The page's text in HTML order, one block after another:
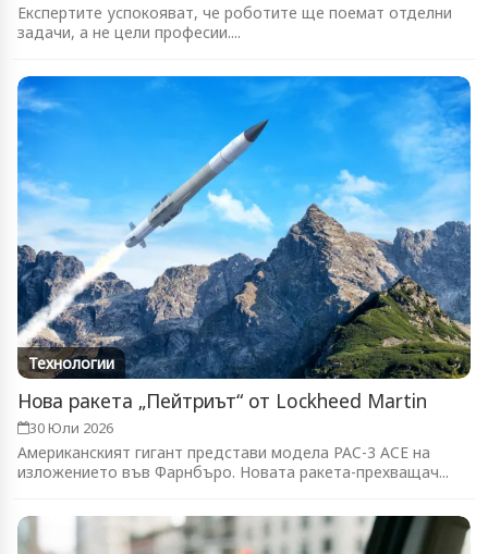
Експертите успокояват, че роботите ще поемат отделни
задачи, а не цели професии....
Технологии
Нова ракета „Пейтриът“ от Lockheed Martin
30 Юли 2026
Американският гигант представи модела PAC-3 ACE на
изложението във Фарнбъро. Новата ракета-прехващач...